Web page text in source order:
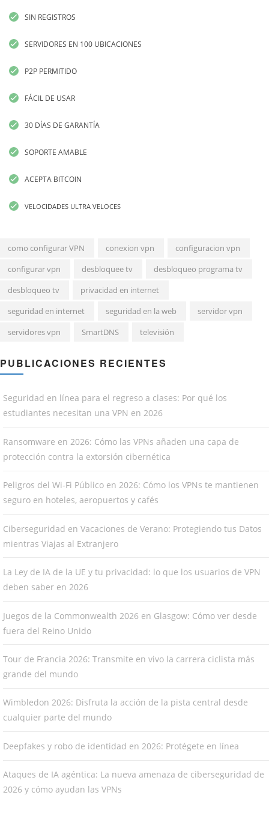
SIN REGISTROS
SERVIDORES EN 100 UBICACIONES
P2P PERMITIDO
FÁCIL DE USAR
30 DÍAS DE GARANTÍA
SOPORTE AMABLE
ACEPTA BITCOIN
VELOCIDADES ULTRA VELOCES
como configurar VPN conexion vpn
configuracion vpn
configurar vpn
desbloquee tv
desbloqueo programa tv
desbloqueo tv
privacidad en internet
seguridad en internet
seguridad en la web
servidor vpn
servidores vpn
SmartDNS televisión
PUBLICACIONES RECIENTES
Seguridad en línea para el regreso a clases: Por qué los
estudiantes necesitan una VPN en 2026
Ransomware en 2026: Cómo las VPNs añaden una capa de
protección contra la extorsión cibernética
Peligros del Wi-Fi Público en 2026: Cómo los VPNs te mantienen
seguro en hoteles, aeropuertos y cafés
Ciberseguridad en Vacaciones de Verano: Protegiendo tus Datos
mientras Viajas al Extranjero
La Ley de IA de la UE y tu privacidad: lo que los usuarios de VPN
deben saber en 2026
Juegos de la Commonwealth 2026 en Glasgow: Cómo ver desde
fuera del Reino Unido
Tour de Francia 2026: Transmite en vivo la carrera ciclista más
grande del mundo
Wimbledon 2026: Disfruta la acción de la pista central desde
cualquier parte del mundo
Deepfakes y robo de identidad en 2026: Protégete en línea
Ataques de IA agéntica: La nueva amenaza de ciberseguridad de
2026 y cómo ayudan las VPNs